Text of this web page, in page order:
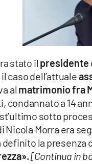
stato il presidente
caso dell’attuale
al matrimoniofra
condannato a 14
sotto
Nicola Morra era
definito la presenza
[Continua in